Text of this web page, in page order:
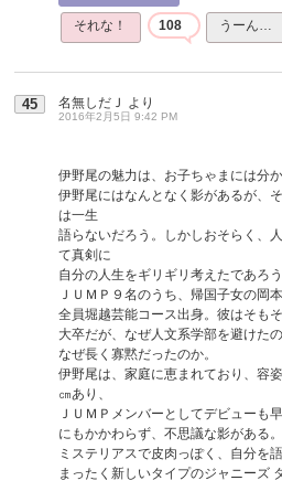
それな！ 108 うーん…
45 名無しだＪ より
2016年2月5日 9:42 PM
伊野尾の魅力は、お子ちゃまには分か
伊野尾にはなんとなく影があるが、
は一生
語らないだろう。しかしおそらく、
て真剣に
自分の人生をギリギリ考えたであろ
ＪＵＭＰ９名のうち、帰国子女の岡
全員堀越芸能コース出身。彼はそも
大卒だが、なぜ人文系学部を避けたの
なぜ長く寡黙だったのか。
伊野尾は、家庭に恵まれており、容
㎝あり、
ＪＵＭＰメンバーとしてデビューも
にもかかわらず、不思議な影がある。
ミステリアスで皮肉っぽく、自分を
まったく新しいタイプのジャニーズ